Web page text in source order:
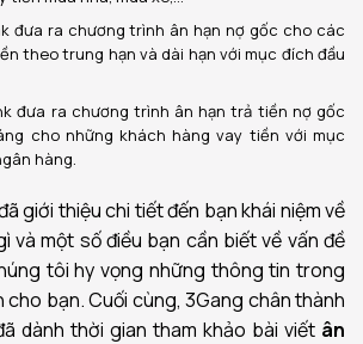
đưa ra chương trình ân hạn nợ gốc cho các
theo trung hạn và dài hạn với mục đích đầu
đưa ra chương trình ân hạn trả tiền nợ gốc
cho những khách hàng vay tiền với mục
hàng.
giới thiệu chi tiết đến bạn khái niệm về
và một số điều bạn cần biết về vấn đề
tôi hy vọng những thông tin trong
cho bạn. Cuối cùng, 3Gang chân thành
dành thời gian tham khảo bài viết ân